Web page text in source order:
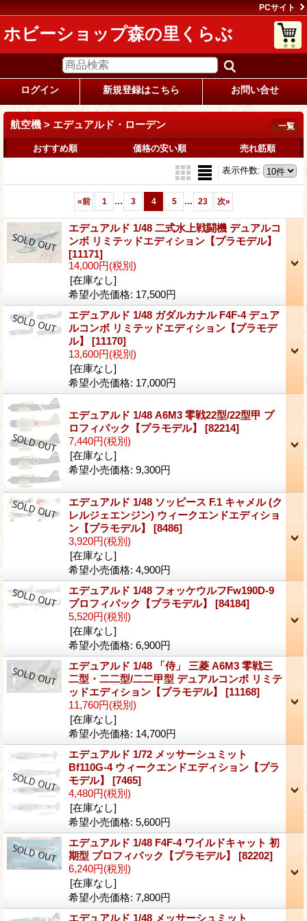
PCサイト
ホビーショップ森の里くらぶ
ログイン 新規登録はこちら お問い合せ
航空機 > エデュアルド・ローデン 一覧
おすすめ順 価格の安い順 売れ筋順
表示件数:
«前 1 ... 3 4 5 ... 23 次»
エデュアルド 1/48 二式水上戦闘機 デュアルコ
ンボ リミテッドエディション【プラモデル】
[11171]
14,000円(税別)
[在庫なし]
希望小売価格: 17,500円
エデュアルド 1/48 ガダルカナル F4F-4 デュア
ルコンボ リミテッドエディション【プラモデ
ル】 [11170]
13,600円(税別)
[在庫なし]
希望小売価格: 17,000円
エデュアルド 1/48 A6M3 零戦22型/22型甲 プ
ロフィパック【プラモデル】 [82214]
7,440円(税別)
[在庫なし]
希望小売価格: 9,300円
エデュアルド 1/48 ソッピース F.1 キャメル (ク
レルジェエンジン) ウィークエンドエディショ
ン【プラモデル】 [8486]
3,920円(税別)
[在庫なし]
希望小売価格: 4,900円
エデュアルド 1/48 フォッケウルフFw190D-9
プロフィパック【プラモデル】 [84184]
5,520円(税別)
[在庫なし]
希望小売価格: 6,900円
エデュアルド 1/48 「侍」 三菱 A6M3 零戦三
二型・二二型/二二甲型 デュアルコンボ リミテ
ッドエディション【プラモデル】 [11168]
11,760円(税別)
[在庫なし]
希望小売価格: 14,700円
エデュアルド 1/72 メッサーシュミット
Bf110G-4 ウィークエンドエディション【プラ
モデル】 [7465]
4,480円(税別)
[在庫なし]
希望小売価格: 5,600円
エデュアルド 1/48 F4F-4 ワイルドキャット 初
期型 プロフィパック【プラモデル】 [82202]
6,240円(税別)
[在庫なし]
希望小売価格: 7,800円
エデュアルド 1/48 メッサーシュミット